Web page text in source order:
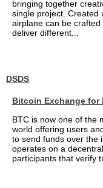
bringing together
single project. Created
airplane can be
deliver different...
DSDS
Bitcoin Exchange for
BTC is now one of the
world offering users
to send funds over the
operates on a
participants that verify